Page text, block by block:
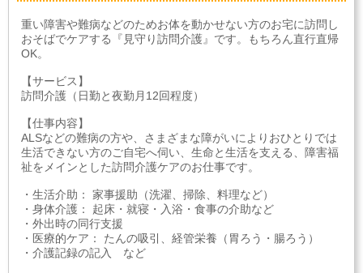
重い障害や難病などのためお体を動かせない方のお宅に訪問し
おそばでケアする『見守り訪問介護』です。もちろん直行直帰
OK。
【サービス】
訪問介護（日勤と夜勤月12回程度）
【仕事内容】
ALSなどの難病の方や、さまざまな障がいによりおひとりでは
生活できない方のご自宅へ伺い、生命と生活を支える、障害福
祉をメインとした訪問介護ケアのお仕事です。
・生活介助： 家事援助（洗濯、掃除、料理など）
・身体介護： 起床・就寝・入浴・食事の介助など
・外出時の同行支援
・医療的ケア： たんの吸引、経管栄養（胃ろう・腸ろう）
・介護記録の記入 など